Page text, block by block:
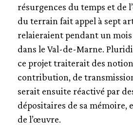
résurgences du temps et de
du terrain fait appel à sept
relaieraient pendant un
dans le Val-de-Marne.
ce projet traiterait des
contribution, de
serait ensuite réactivé par
dépositaires de sa mémoire,
de l’œuvre.